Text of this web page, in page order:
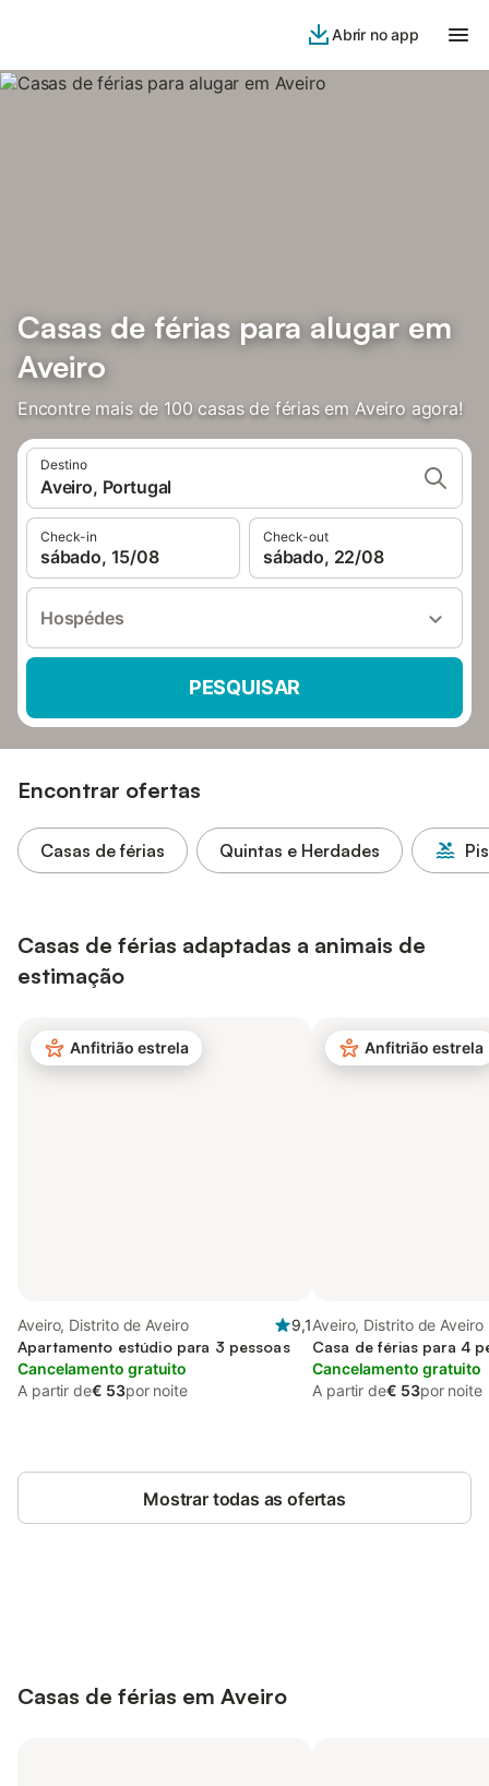
Abrir no app
Casas de férias para alugar em
Aveiro
Encontre mais de 100 casas de férias em Aveiro agora!
Destino
Aveiro, Portugal
Check-in
sábado, 15/08
Check-out
sábado, 22/08
Hospédes
PESQUISAR
Encontrar ofertas
Casas de férias Quintas e Herdades
Casas de férias adaptadas a animais de
estimação
Anfitrião estrela
Aveiro, Distrito de Aveiro
9,1
Apartamento estúdio para 3 pessoas
Cancelamento gratuito
A partir de€ 53por noite
Anfitrião estrela
Aveiro, Distrito de Aveiro
Casa de férias para 4
Cancelamento gratuito
A partir de€ 53por noite
Mostrar todas as ofertas
Casas de férias em Aveiro